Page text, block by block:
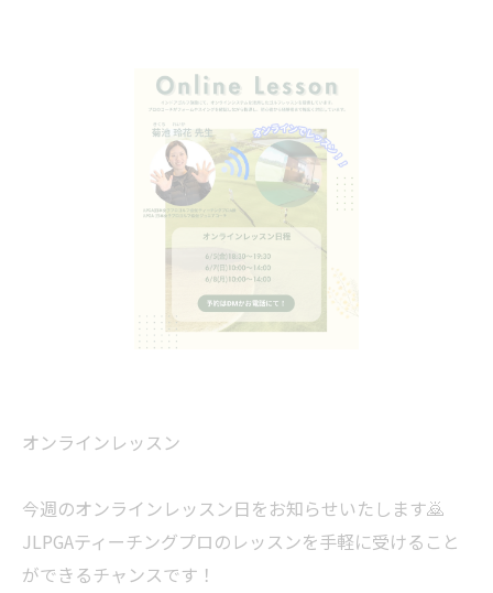
オンラインレッスン
今週のオンラインレッスン日をお知らせいたします🙇
JLPGAティーチングプロのレッスンを手軽に受けること
ができるチャンスです！